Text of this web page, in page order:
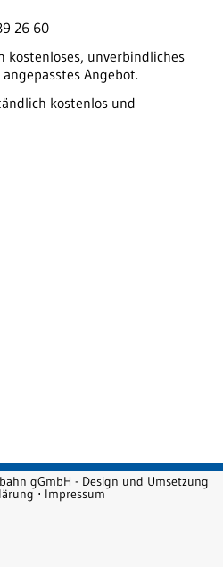
26 60
kostenloses, unverbindliches
Angebot.
kostenlos und
gGmbH - Design und Umsetzung
⋅ Impressum